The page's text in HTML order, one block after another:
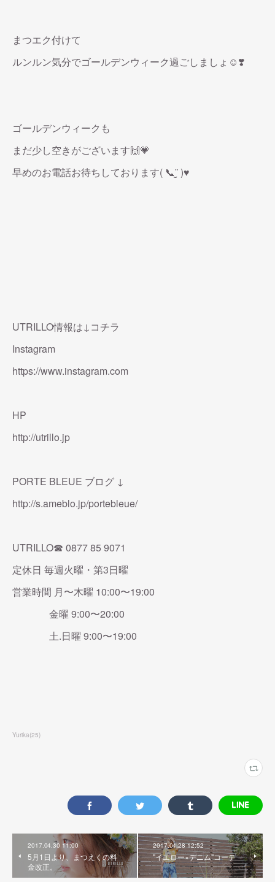
まつエク付けて
ルンルン気分でゴールデンウィーク過ごしましょ☺️❣️
ゴールデンウィークも
まだ少し空きがございます🙌💗
早めのお電話お待ちしております( 📞¨̮ )♥
UTRILLO情報は↓コチラ
Instagram
https://www.instagram.com
HP
http://utrillo.jp
PORTE BLEUE ブログ ↓
http://s.ameblo.jp/portebleue/
UTRILLO☎︎ 0877 85 9071
定休日 毎週火曜・第3日曜
営業時間 月〜木曜 10:00〜19:00
金曜 9:00〜20:00
土.日曜 9:00〜19:00
Yurika(25)
2017.04.30 11:00
5月1日より、まつえくの料
金改正。
2017.04.28 12:52
"イエロー×デニム"コーデ